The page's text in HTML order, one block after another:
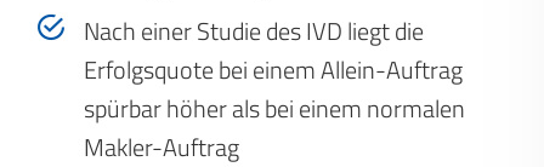
Nach einer Studie des IVD liegt die
Erfolgsquote bei einem Allein-Auftrag
spürbar höher als bei einem normalen
Makler-Auftrag